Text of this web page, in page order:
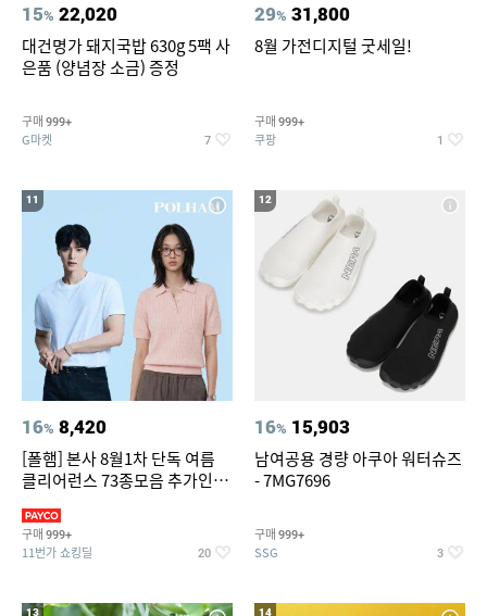
15% 22,020
대건명가 돼지국밥 630g 5팩 사
은품 (양념장 소금) 증정
구매 999+
G마켓 7
29% 31,800
8월 가전디지털 굿세일!
구매 999+
쿠팡 1
11
16% 8,420
[폴햄] 본사 8월1차 단독 여름
클리어런스 73종모음 추가인하
구매 999+
11번가 쇼킹딜 20
12
16% 15,903
남여공용 경량 아쿠아 워터슈즈
- 7MG7696
구매 999+
SSG 3
13 14